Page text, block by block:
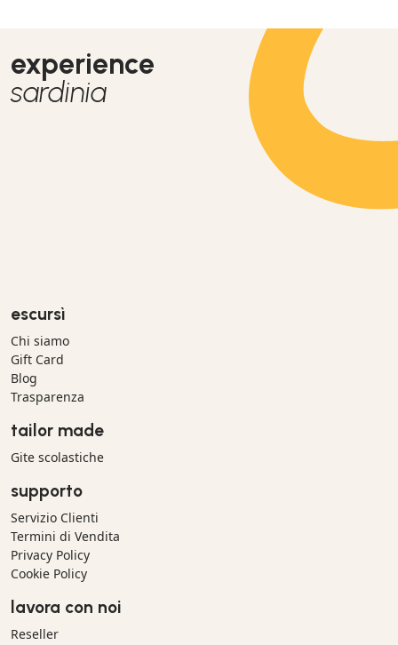
experience
sardinia
escursì
Chi siamo
Gift Card
Blog
Trasparenza
tailor made
Gite scolastiche
supporto
Servizio Clienti
Termini di Vendita
Privacy Policy
Cookie Policy
lavora con noi
Reseller